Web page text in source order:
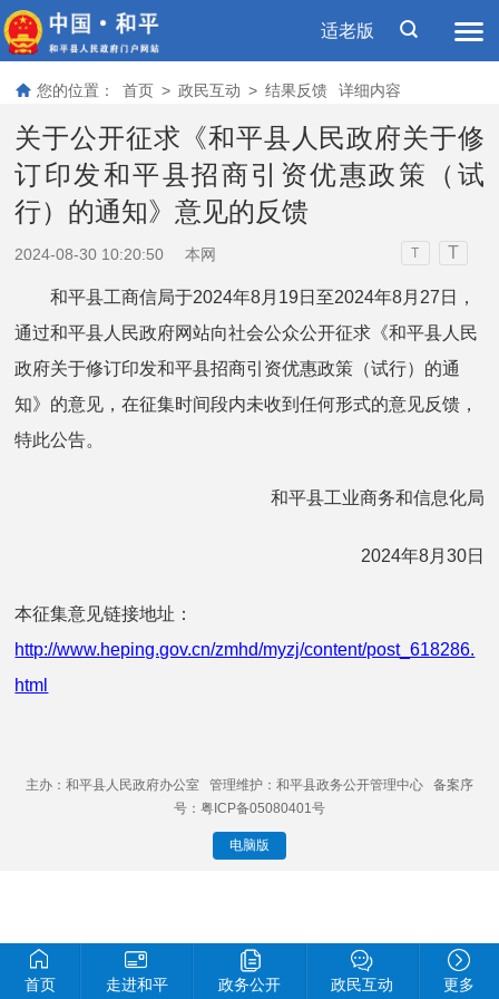
适老版
您的位置： 首页 > 政民互动 > 结果反馈 详细内容
关于公开征求《和平县人民政府关于修
订印发和平县招商引资优惠政策（试
行）的通知》意见的反馈
2024-08-30 10:20:50 本网 T T
和平县工商信局于2024年8月19日至2024年8月27日，
通过和平县人民政府网站向社会公众公开征求《和平县人民
政府关于修订印发和平县招商引资优惠政策（试行）的通
知》的意见，在征集时间段内未收到任何形式的意见反馈，
特此公告。
和平县工业商务和信息化局
2024年8月30日
本征集意见链接地址：
http://www.heping.gov.cn/zmhd/myzj/content/post_618286.
html
主办：和平县人民政府办公室 管理维护：和平县政务公开管理中心 备案序
号：粤ICP备05080401号
电脑版
首页 走进和平 政务公开 政民互动 更多